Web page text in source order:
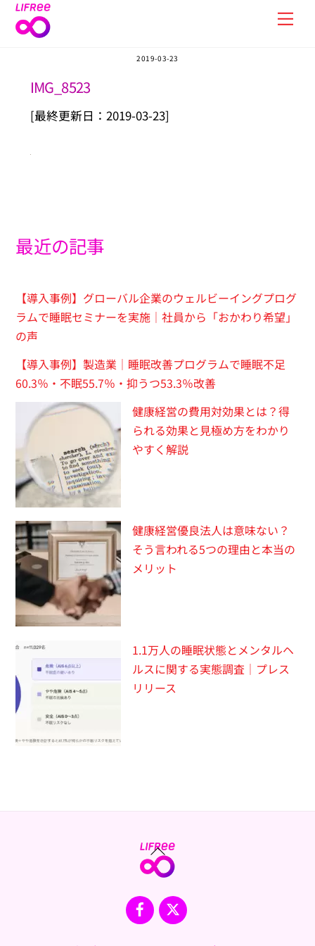
Skip
2019-03-23
IMG_8523
[最終更新日：2019-03-23]
最近の記事
【導入事例】グローバル企業のウェルビーイングプログ
ラムで睡眠セミナーを実施｜社員から「おかわり希望」
の声
【導入事例】製造業｜睡眠改善プログラムで睡眠不足
60.3％・不眠55.7％・抑うつ53.3％改善
健康経営の費用対効果とは？得
られる効果と見極め方をわかり
やすく解説
健康経営優良法人は意味ない？
そう言われる5つの理由と本当の
メリット
1.1万人の睡眠状態とメンタルヘ
ルスに関する実態調査｜プレス
リリース
Back
To
Facebook
X